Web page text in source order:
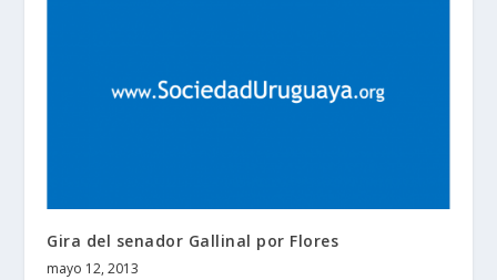
Gira del senador Gallinal por Flores
mayo 12, 2013